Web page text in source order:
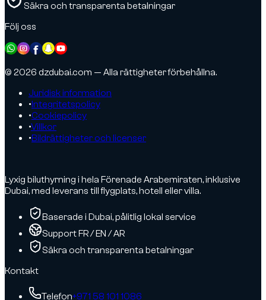
Säkra och transparenta betalningar
Följ oss
© 2026 dzdubai.com — Alla rättigheter förbehållna.
Juridisk information
•Integritetspolicy
•Cookiepolicy
•Villkor
•Bildrättigheter och licenser
Lyxig biluthyrning i hela Förenade Arabemiraten, inklusive
Dubai, med leverans till flygplats, hotell eller villa.
Baserade i Dubai, pålitlig lokal service
Support FR / EN / AR
Säkra och transparenta betalningar
Kontakt
Telefon+971 58 101 1086